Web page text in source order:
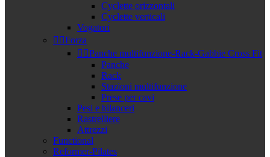
Cyclette orizzontali
Cyclette verticali
Vogatori
 Forza
 Panche multifunzione-Rack-Gabbie Cross Fit
Panche
Rack
Stazioni multifunzione
Prese per cavi
Pesi e bilanceri
Rastrelliere
Attrezzi
Functional
Reformer-Pilates